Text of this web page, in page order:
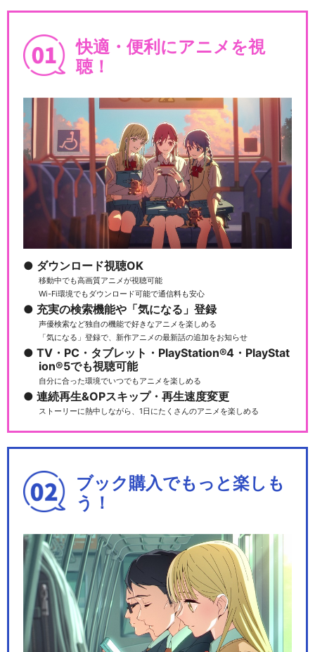
快適・便利にアニメを視
聴！
ダウンロード視聴OK
移動中でも高画質アニメが視聴可能
Wi-Fi環境でもダウンロード可能で通信料も安心
充実の検索機能や「気になる」登録
声優検索など独自の機能で好きなアニメを楽しめる
「気になる」登録で、新作アニメの最新話の追加をお知らせ
TV・PC・タブレット・PlayStation®4・PlayStat
ion®5でも視聴可能
自分に合った環境でいつでもアニメを楽しめる
連続再生&OPスキップ・再生速度変更
ストーリーに熱中しながら、1日にたくさんのアニメを楽しめる
ブック購入でもっと楽しも
う！